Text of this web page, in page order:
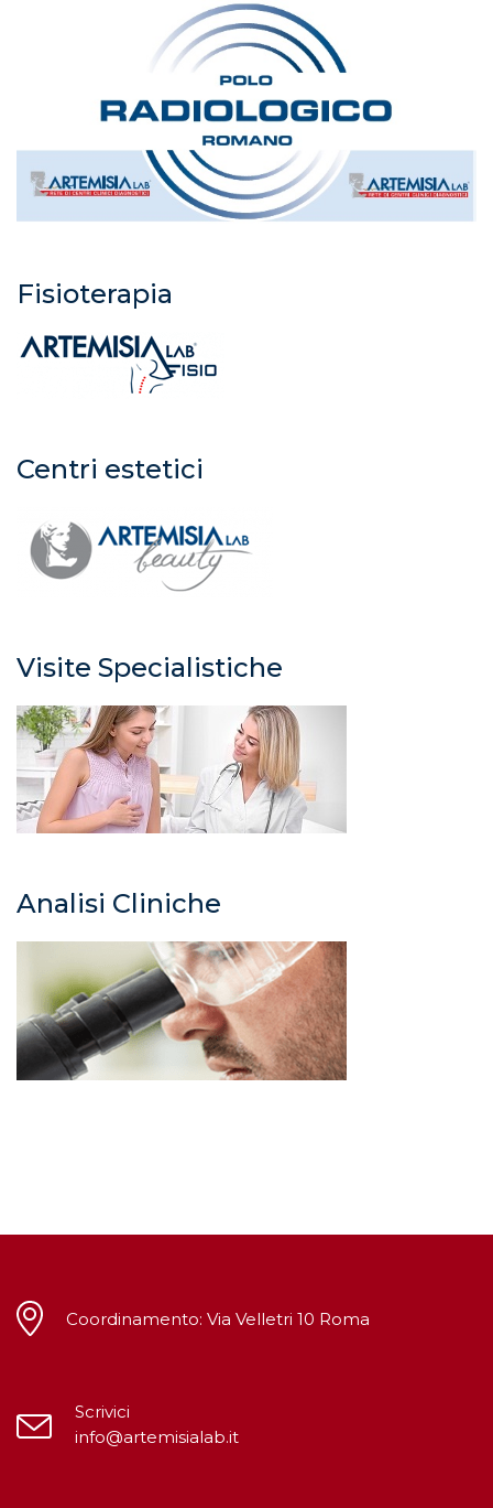
Fisioterapia
Centri estetici
Visite Specialistiche
Analisi Cliniche
Coordinamento: Via Velletri 10 Roma
Scrivici
info@artemisialab.it